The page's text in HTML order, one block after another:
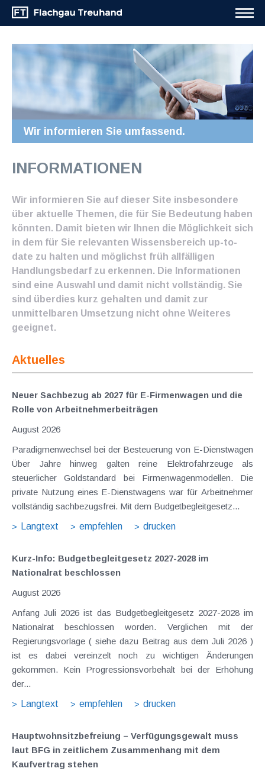
Wir informieren Sie umfassend.
INFORMATIONEN
Wir informieren Sie auf dieser Site insbesondere
über aktuelle Themen, die für Sie Bedeutung haben
könnten. Damit bieten wir Ihnen die Möglichkeit sich
in dem für Sie relevanten Wissensbereich up-to-
date zu halten und möglichst früh allfälligen
Handlungsbedarf zu erkennen. Die Informationen
sind eine Auswahl und damit nicht vollständig. Sie
sind überdies kurz gehalten und damit zur
unmittelbaren Umsetzung nicht ohne Weiteres
geeignet.
Aktuelles
Neuer Sachbezug ab 2027 für E-Firmenwagen und die
Rolle von Arbeitnehmer​­beiträgen
August 2026
Paradigmenwechsel bei der Besteuerung von E-Dienstwagen
Über Jahre hinweg galten reine Elektrofahrzeuge als
steuerlicher Goldstandard bei Firmenwagenmodellen. Die
private Nutzung eines E-Dienstwagens war für Arbeitnehmer
vollständig sachbezugsfrei. Mit dem Budgetbegleitgesetz...
Langtext
empfehlen drucken
Kurz-Info: Budgetbegleitgesetz 2027-2028 im
Nationalrat beschlossen
August 2026
Anfang Juli 2026 ist das Budgetbegleitgesetz 2027-2028 im
Nationalrat beschlossen worden. Verglichen mit der
Regierungsvorlage ( siehe dazu Beitrag aus dem Juli 2026 )
ist es dabei vereinzelt noch zu wichtigen Änderungen
gekommen. Kein Progressionsvorbehalt bei der Erhöhung
der...
Langtext
empfehlen drucken
Hauptwohnsitz​­befreiung – Verfügungsgewalt muss
laut BFG in zeitlichem Zusammenhang mit dem
Kaufvertrag stehen